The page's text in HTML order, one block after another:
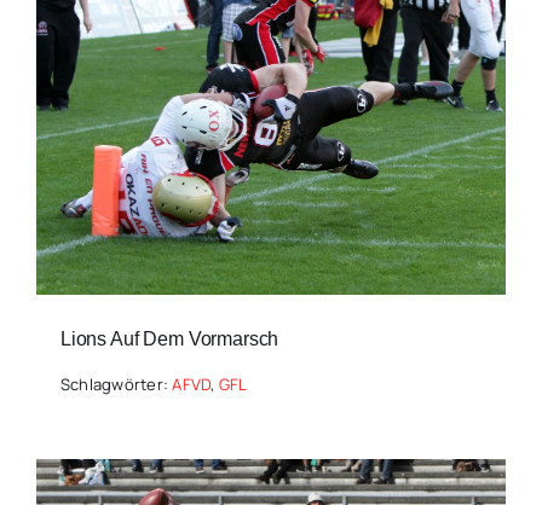
Lions Auf Dem Vormarsch
Schlagwörter:AFVD, GFL